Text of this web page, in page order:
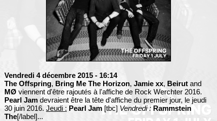
Vendredi 4 décembre 2015 - 16:14
The Offspring, Bring Me The Horizon, Jamie xx, Beirutand
MØ viennent d'être rajoutés à l'affiche de Rock Werchter 2016.
Pearl Jamdevraient être la tête d'affiche du premier jour, le jeudi
30 juin 2016. Jeudi : Pearl Jam[tbc] Vendredi : Rammstein
The[/label]...